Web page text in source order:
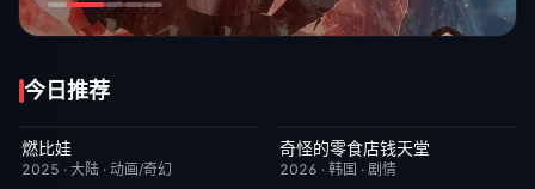
今日推荐
HD国语
燃比娃
2025 · 大陆 · 动画/奇幻
HD中字
奇怪的零食店钱天堂
2026 · 韩国 · 剧情